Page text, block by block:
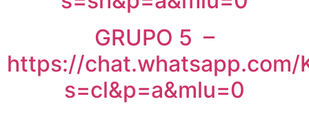
GRUPO 5 –
https://chat.whatsapp.com/
s=cl&p=a&mlu=0